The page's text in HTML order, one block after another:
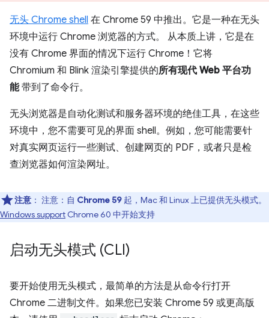
无头 Chrome shell 在 Chrome 59 中推出。它是一种在无头
环境中运行 Chrome 浏览器的方式。 从本质上讲，它是在
没有 Chrome 界面的情况下运行 Chrome！它将
Chromium 和 Blink 渲染引擎提供的所有现代 Web 平台功
能带到了命令行。
无头浏览器是自动化测试和服务器环境的绝佳工具，在这些
环境中，您不需要可见的界面 shell。例如，您可能需要针
对真实网页运行一些测试、创建网页的 PDF，或者只是检
查浏览器如何渲染网址。
注意 ： 注意：自 Chrome 59 起，Mac 和 Linux 上已提供无头模式。
Windows support Chrome 60 中开始支持
启动无头模式 (CLI)
要开始使用无头模式，最简单的方法是从命令行打开
Chrome 二进制文件。如果您已安装 Chrome 59 或更高版